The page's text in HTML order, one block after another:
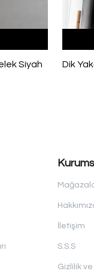
Siyah Dik
İletişim
S.S.S
Gizlilik